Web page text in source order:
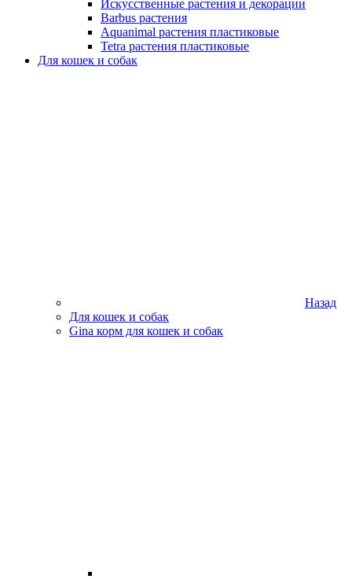
Искусственные растения и декорации
Barbus растения
Aquanimal растения пластиковые
Tetra растения пластиковые
Для кошек и собак
Назад
Для кошек и собак
Gina корм для кошек и собак